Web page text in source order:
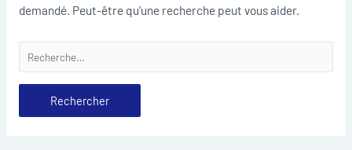
demandé. Peut-être qu’une recherche peut vous aider.